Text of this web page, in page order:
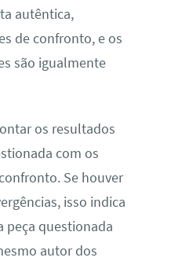
autêntica,
de confronto, e os
são igualmente
os resultados
com os
Se houver
isso indica
peça questionada
autor dos